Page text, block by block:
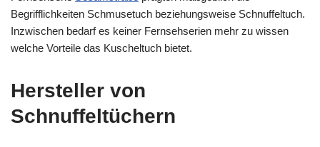
Begrifflichkeiten Schmusetuch beziehungsweise Schnuffeltuch.
Inzwischen bedarf es keiner Fernsehserien mehr zu wissen
welche Vorteile das Kuscheltuch bietet.
Hersteller von
Schnuffeltüchern